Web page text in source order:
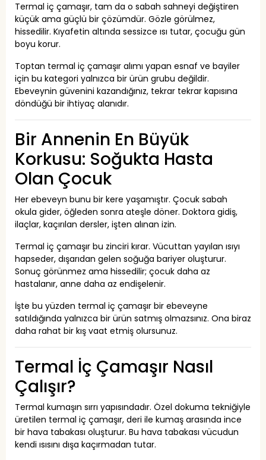
Termal iç çamaşır, tam da o sabah sahneyi değiştiren
küçük ama güçlü bir çözümdür. Gözle görülmez,
hissedilir. Kıyafetin altında sessizce ısı tutar, çocuğu gün
boyu korur.
Toptan termal iç çamaşır alımı yapan esnaf ve bayiler
için bu kategori yalnızca bir ürün grubu değildir.
Ebeveynin güvenini kazandığınız, tekrar tekrar kapısına
döndüğü bir ihtiyaç alanıdır.
Bir Annenin En Büyük
Korkusu: Soğukta Hasta
Olan Çocuk
Her ebeveyn bunu bir kere yaşamıştır. Çocuk sabah
okula gider, öğleden sonra ateşle döner. Doktora gidiş,
ilaçlar, kaçırılan dersler, işten alınan izin.
Termal iç çamaşır bu zinciri kırar. Vücuttan yayılan ısıyı
hapseder, dışarıdan gelen soğuğa bariyer oluşturur.
Sonuç görünmez ama hissedilir; çocuk daha az
hastalanır, anne daha az endişelenir.
İşte bu yüzden termal iç çamaşır bir ebeveyne
satıldığında yalnızca bir ürün satmış olmazsınız. Ona biraz
daha rahat bir kış vaat etmiş olursunuz.
Termal İç Çamaşır Nasıl
Çalışır?
Termal kumaşın sırrı yapısındadır. Özel dokuma tekniğiyle
üretilen termal iç çamaşır, deri ile kumaş arasında ince
bir hava tabakası oluşturur. Bu hava tabakası vücudun
kendi ısısını dışa kaçırmadan tutar.